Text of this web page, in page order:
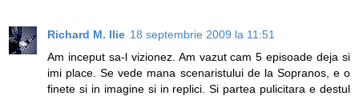
Richard M. Ilie 18 septembrie 2009 la 11:51
Am inceput sa-l vizionez. Am vazut cam 5 episoade deja si
imi place. Se vede mana scenaristului de la Sopranos, e o
finete si in imagine si in replici. Si partea pulicitara e destul